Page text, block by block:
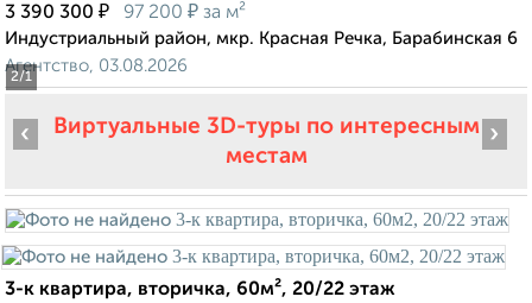
2/1
3 390 300 ₽ 97 200 ₽ за м²
Индустриальный район, мкр. Красная Речка, Барабинская 6
Агентство, 03.08.2026
Виртуальные 3D-туры по интересным
местам
‹ ›
3-к квартира, вторичка, 60м², 20/22 этаж